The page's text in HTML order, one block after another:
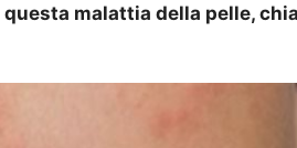
malattia della pelle,